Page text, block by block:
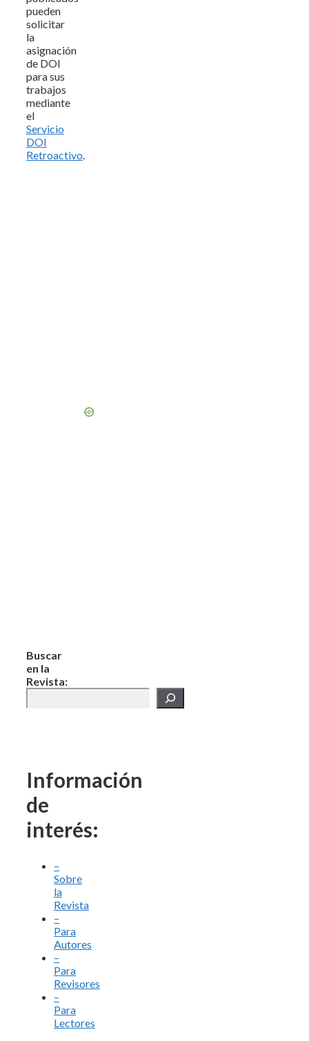
pueden
solicitar
la
asignación
de DOI
para sus
trabajos
mediante
el
Servicio
DOI
Retroactivo
Buscar
en la
Revista:
Información
de
interés:
–
Sobre
la
Revista
–
Para
Autores
–
Para
Revisores
–
Para
Lectores